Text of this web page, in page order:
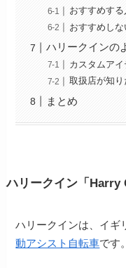
おすすめする
おすすめしな
ハリークインの
カスタムア
取扱店が知り
まとめ
ハリークイン「Harry
ハリークインは、イギ
動アシスト自転車です。